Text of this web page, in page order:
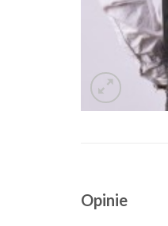
Opinie